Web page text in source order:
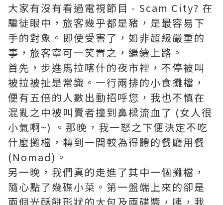
大家有沒有看過電視節目 - Scam City? 在
騙徒眼中，旅客幾乎都是豬，是最容易下
手的對象。即使受害了，如非超級嚴重的
事，旅客寧可一笑置之，繼續上路。
首先，步進馬拉喀什的夜市裡，不停被叫
被拉被扯是常識。一行兩排的小食攤檔，
便有五倍的人數出動招呼您，我也不慎在
混亂之中被叫賣者撞到鼻樑流血了 (女人很
小氣啊~) 。那晚，我一怒之下便決定不吃
什麼攤檔，轉到一間較為得體的餐廳用餐
(Nomad)。
另一晚，我們真的走進了其中一個攤檔，
隨心點了幾碟小菜。第一盤端上來的卻是
兩個光酥餅形狀的大包及兩碟醬，咦，我